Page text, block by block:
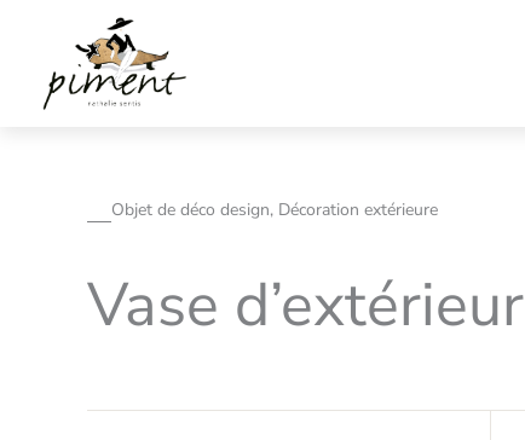
contenu
Objet de déco design, Décoration extérieure
Vase d’extérieur